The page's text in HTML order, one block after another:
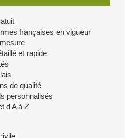
françaises en vigueur
et rapide
de qualité
personnalisés
d'A à Z